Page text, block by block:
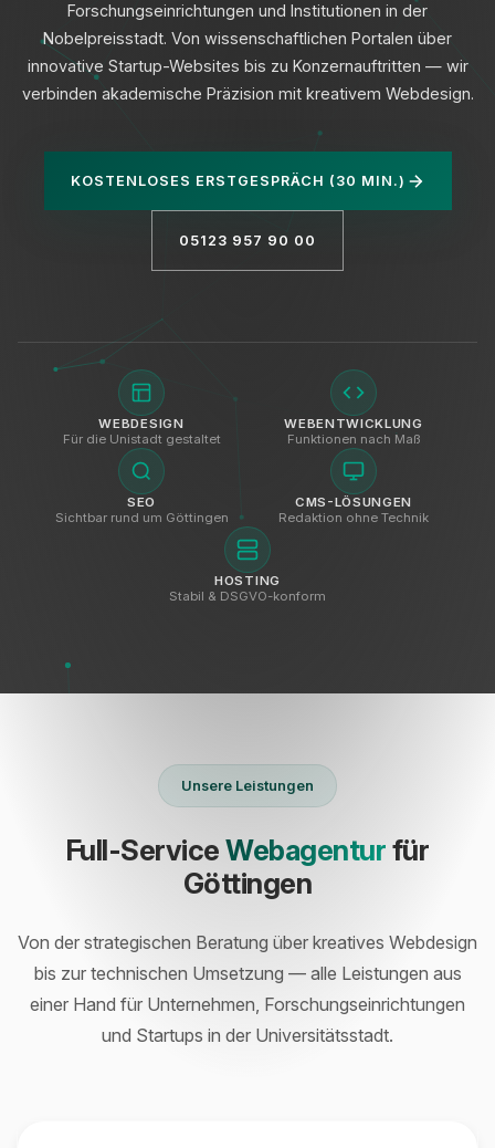
Forschungseinrichtungen und Institutionen in der
Nobelpreisstadt. Von wissenschaftlichen Portalen über
innovative Startup-Websites bis zu Konzernauftritten — wir
verbinden akademische Präzision mit kreativem Webdesign.
KOSTENLOSES ERSTGESPRÄCH (30 MIN.)
05123 957 90 00
WEBDESIGN
Für die Unistadt gestaltet
WEBENTWICKLUNG
Funktionen nach Maß
SEO
Sichtbar rund um Göttingen
CMS-LÖSUNGEN
Redaktion ohne Technik
HOSTING
Stabil & DSGVO-konform
Unsere Leistungen
Full-ServiceWebagenturfür
Göttingen
Von der strategischen Beratung über kreatives Webdesign
bis zur technischen Umsetzung — alle Leistungen aus
einer Hand für Unternehmen, Forschungseinrichtungen
und Startups in der Universitätsstadt.
Datenschutz